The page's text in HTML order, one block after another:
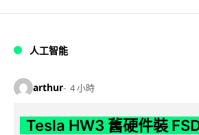
人工智能
arthur 4 小時
Tesla HW3 舊硬件裝